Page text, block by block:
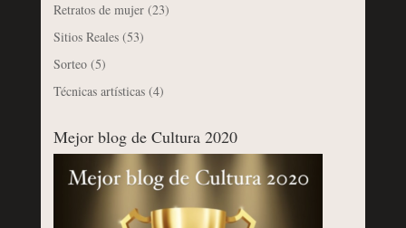
Retratos de mujer(23)
Sitios Reales(53)
Sorteo(5)
Técnicas artísticas(4)
Mejor blog de Cultura 2020